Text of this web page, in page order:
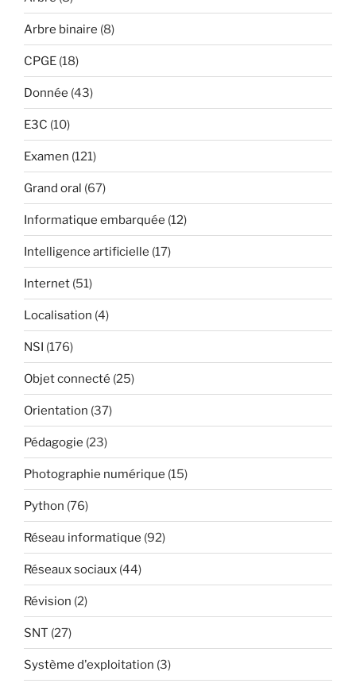
Arbre binaire (8)
CPGE (18)
Donnée (43)
E3C (10)
Examen (121)
Grand oral (67)
Informatique embarquée (12)
Intelligence artificielle (17)
Internet (51)
Localisation (4)
NSI (176)
Objet connecté (25)
Orientation (37)
Pédagogie (23)
Photographie numérique (15)
Python (76)
Réseau informatique (92)
Réseaux sociaux (44)
Révision (2)
SNT (27)
Système d'exploitation (3)